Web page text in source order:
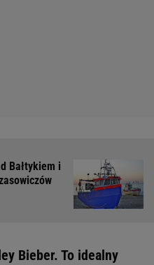
Bałtykiem i
Bieber. To idealny